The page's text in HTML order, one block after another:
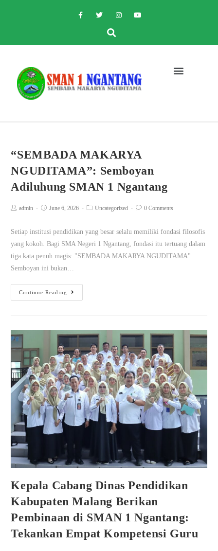
“SEMBADA MAKARYA
NGUDITAMA”: Semboyan
Adiluhung SMAN 1 Ngantang
admin June 6, 2026 Uncategorized 0 Comments
Setiap institusi pendidikan yang besar selalu memiliki fondasi filosofis
yang kokoh. Bagi SMA Negeri 1 Ngantang, fondasi itu tertuang dalam
tiga kata penuh magis: "SEMBADA MAKARYA NGUDITAMA".
Semboyan ini bukan…
Continue Reading
Kepala Cabang Dinas Pendidikan
Kabupaten Malang Berikan
Pembinaan di SMAN 1 Ngantang:
Tekankan Empat Kompetensi Guru